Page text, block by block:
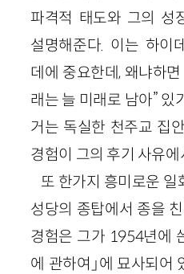
파격적 태도와 그의 성
설명해준다. 이는 하이
데에 중요한데, 왜냐하
래는 늘 미래로 남아” 있
거는 독실한 천주교 집
경험이 그의 후기 사유
또 한가지 흥미로운 일
성당의 종탑에서 종을
경험은 그가 1954년에
에 관하여」에 묘사되어